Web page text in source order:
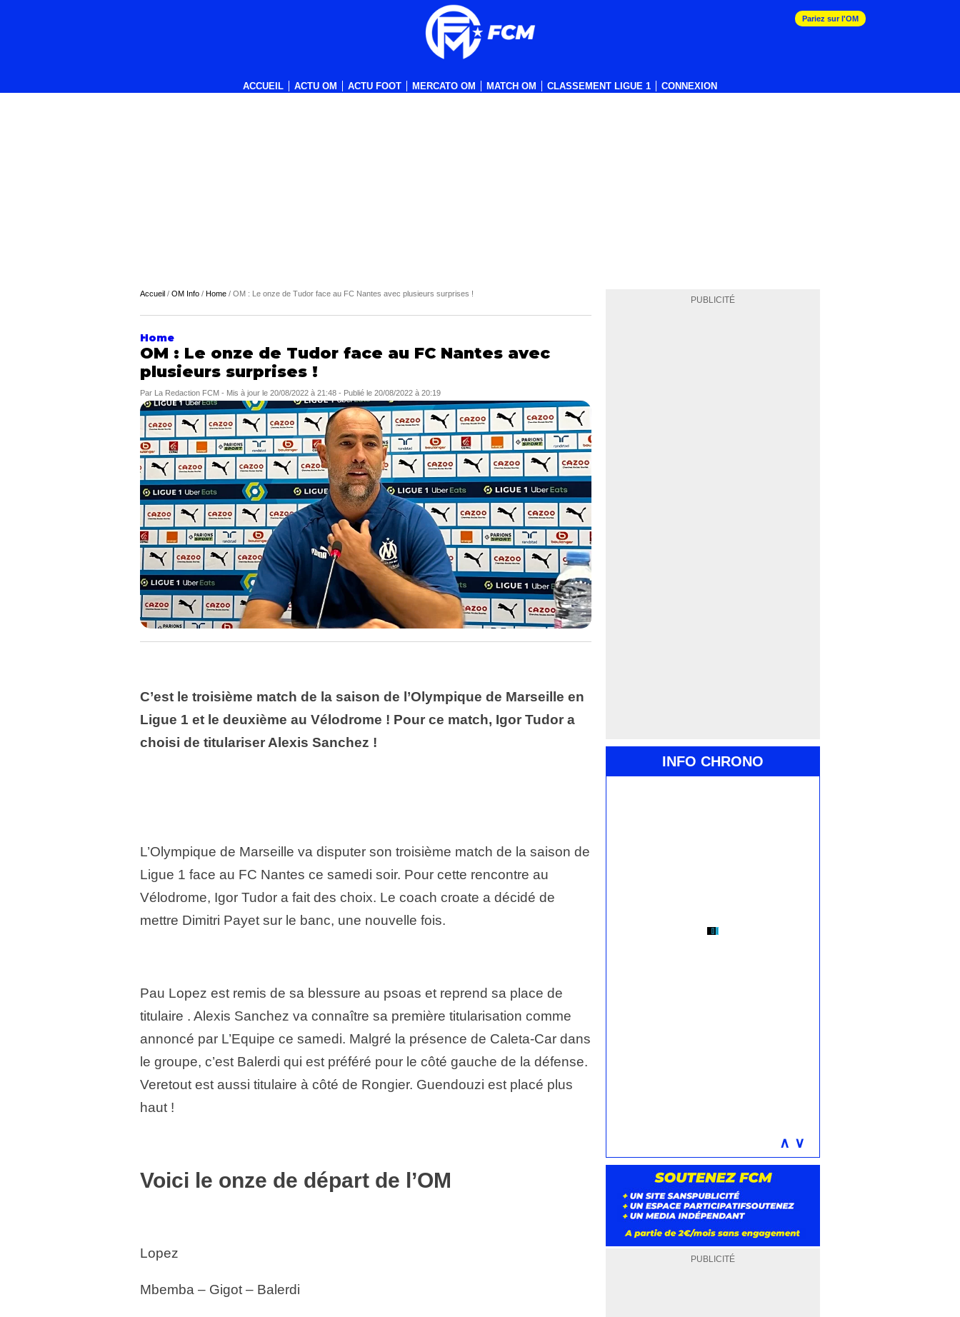
ACCUEIL ACTU OM ACTU FOOT MERCATO OM MATCH OM CLASSEMENT LIGUE 1 CONNEXION
Pariez sur l'OM
PUBLICITÉ
INFO CHRONO
∧ ∨
PUBLICITÉ
Accueil / OM Info / Home / OM : Le onze de Tudor face au FC Nantes avec plusieurs surprises !
Home
OM : Le onze de Tudor face au FC Nantes avec
plusieurs surprises !
Par La Redaction FCM - Mis à jour le 20/08/2022 à 21:48 - Publié le 20/08/2022 à 20:19
C’est le troisième match de la saison de l’Olympique de Marseille en
Ligue 1 et le deuxième au Vélodrome ! Pour ce match, Igor Tudor a
choisi de titulariser Alexis Sanchez !
L’Olympique de Marseille va disputer son troisième match de la saison de
Ligue 1 face au FC Nantes ce samedi soir. Pour cette rencontre au
Vélodrome, Igor Tudor a fait des choix. Le coach croate a décidé de
mettre Dimitri Payet sur le banc, une nouvelle fois.
Pau Lopez est remis de sa blessure au psoas et reprend sa place de
titulaire . Alexis Sanchez va connaître sa première titularisation comme
annoncé par L’Equipe ce samedi. Malgré la présence de Caleta-Car dans
le groupe, c’est Balerdi qui est préféré pour le côté gauche de la défense.
Veretout est aussi titulaire à côté de Rongier. Guendouzi est placé plus
haut !
Voici le onze de départ de l’OM
Lopez
Mbemba – Gigot – Balerdi